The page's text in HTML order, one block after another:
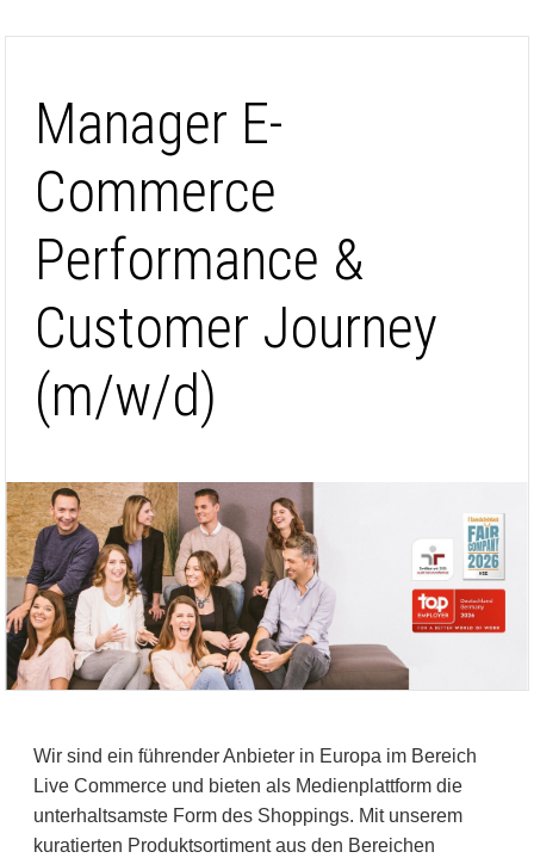
Manager E-
Commerce
Performance &
Customer Journey
(m/w/d)
Wir sind ein führender Anbieter in Europa im Bereich
Live Commerce und bieten als Medienplattform die
unterhaltsamste Form des Shoppings. Mit unserem
kuratierten Produktsortiment aus den Bereichen